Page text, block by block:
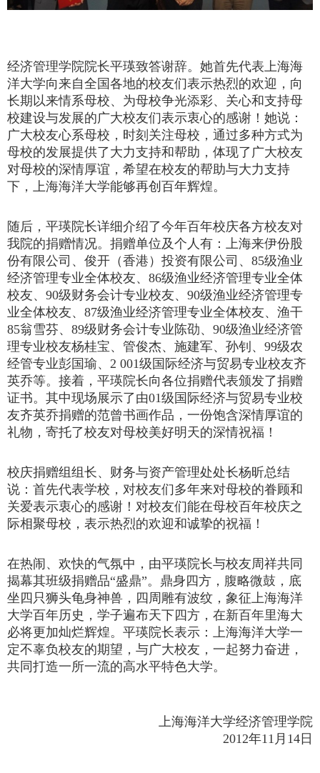
经济管理学院院长平瑛致答谢辞。她首先代表上海海
洋大学向来自全国各地的校友们表示热烈的欢迎，向
长期以来情系母校、为母校争光添彩、关心和支持母
校建设与发展的广大校友们表示衷心的感谢！她说：
广大校友心系母校，时刻关注母校，通过多种方式为
母校的发展提供了大力支持和帮助，体现了广大校友
对母校的深情厚谊，希望在校友的帮助与大力支持
下，上海海洋大学能够再创百年辉煌。
随后，平瑛院长详细介绍了今年百年校庆各方校友对
我院的捐赠情况。捐赠单位及个人有：上海来伊份股
份有限公司、俊开（香港）投资有限公司、85级渔业
经济管理专业全体校友、86级渔业经济管理专业全体
校友、90级财务会计专业校友、90级渔业经济管理专
业全体校友、87级渔业经济管理专业全体校友、渔干
85翁雪芬、89级财务会计专业陈劭、90级渔业经济管
理专业校友杨桂宝、管俊杰、施建军、孙钊、99级农
经管专业彭国瑜、2 001级国际经济与贸易专业校友齐
英乔等。接着，平瑛院长向各位捐赠代表颁发了捐赠
证书。其中现场展示了由01级国际经济与贸易专业校
友齐英乔捐赠的范曾书画作品，一份饱含深情厚谊的
礼物，寄托了校友对母校美好明天的深情祝福！
校庆捐赠组组长、财务与资产管理处处长杨昕总结
说：首先代表学校，对校友们多年来对母校的眷顾和
关爱表示衷心的感谢！对校友们能在母校百年校庆之
际相聚母校，表示热烈的欢迎和诚挚的祝福！
在热闹、欢快的气氛中，由平瑛院长与校友周祥共同
揭幕其班级捐赠品“盛鼎”。鼎身四方，腹略微鼓，底
坐四只狮头龟身神兽，四周雕有波纹，象征上海海洋
大学百年历史，学子遍布天下四方，在新百年里海大
必将更加灿烂辉煌。平瑛院长表示：上海海洋大学一
定不辜负校友的期望，与广大校友，一起努力奋进，
共同打造一所一流的高水平特色大学。
上海海洋大学经济管理学院
2012年11月14日